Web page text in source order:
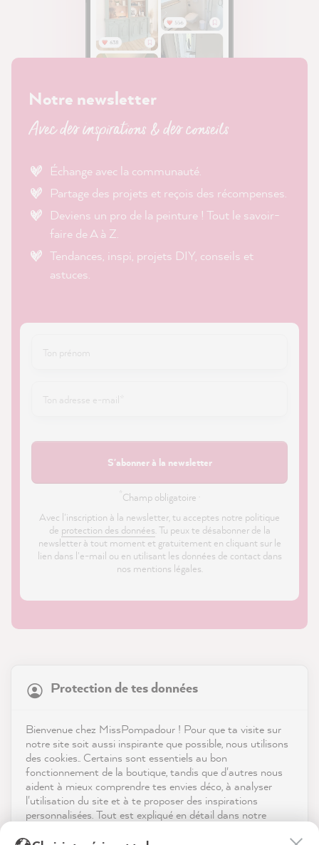
Notre newsletter
Avec des inspirations & des conseils
Échange avec la communauté.
Partage des projets et reçois des récompenses.
Deviens un pro de la peinture ! Tout le savoir-
faire de A à Z.
Tendances, inspi, projets DIY, conseils et
astuces.
S'abonner à la newsletter
Champ obligatoire ·
Avec l'inscription à la newsletter, tu acceptes notre politique
de protection des données. Tu peux te désabonner de la
newsletter à tout moment et gratuitement en cliquant sur le
lien dans l'e-mail ou en utilisant les données de contact dans
nos mentions légales.
Boutique
Service
Contact
Télécharger l'appli
Protection de tes données
Bienvenue chez MissPompadour ! Pour que ta visite sur
notre site soit aussi inspirante que possible, nous utilisons
des cookies.. Certains sont essentiels au bon
fonctionnement de la boutique, tandis que d'autres nous
aident à mieux comprendre tes envies déco, à analyser
l'utilisation du site et à te proposer des inspirations
personnalisées. Tout est expliqué en détail dans notre
reviews-io